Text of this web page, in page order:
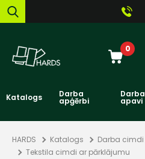
0
Katalogs Darba
apģērbi
Darba
apavi
HARDS Katalogs
Darba cimdi
Tekstila cimdi ar pārklājumu